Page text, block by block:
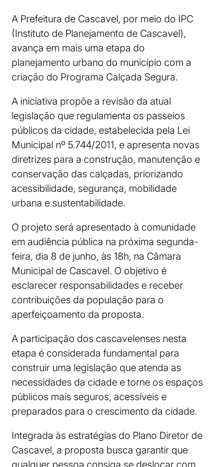
A Prefeitura de Cascavel, por meio do IPC
(Instituto de Planejamento de Cascavel),
avança em mais uma etapa do
planejamento urbano do município com a
criação do Programa Calçada Segura.
A iniciativa propõe a revisão da atual
legislação que regulamenta os passeios
públicos da cidade, estabelecida pela Lei
Municipal nº 5.744/2011, e apresenta novas
diretrizes para a construção, manutenção e
conservação das calçadas, priorizando
acessibilidade, segurança, mobilidade
urbana e sustentabilidade.
O projeto será apresentado à comunidade
em audiência pública na próxima segunda-
feira, dia 8 de junho, às 18h, na Câmara
Municipal de Cascavel. O objetivo é
esclarecer responsabilidades e receber
contribuições da população para o
aperfeiçoamento da proposta.
A participação dos cascavelenses nesta
etapa é considerada fundamental para
construir uma legislação que atenda as
necessidades da cidade e torne os espaços
públicos mais seguros, acessíveis e
preparados para o crescimento da cidade.
Integrada às estratégias do Plano Diretor de
Cascavel, a proposta busca garantir que
qualquer pessoa consiga se deslocar com